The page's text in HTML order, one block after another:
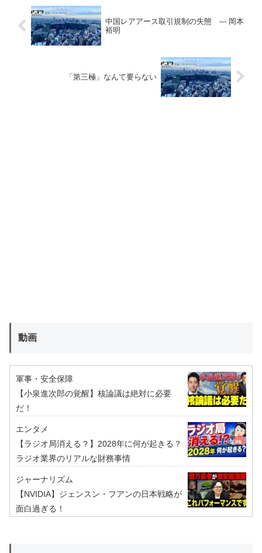
中国レアアース取引規制の失態 --- 岡本
裕明
「第三極」なんて要らない
動画
軍事・安全保障
【小泉進次郎の覚醒】核論議は絶対に必要
だ！
エンタメ
【ラジオ局消える？】2028年に何が起きる？
ラジオ業界のリアルな財務事情
ジャーナリズム
【NVIDIA】ジェンスン・フアンの日本戦略が
面白過ぎる！